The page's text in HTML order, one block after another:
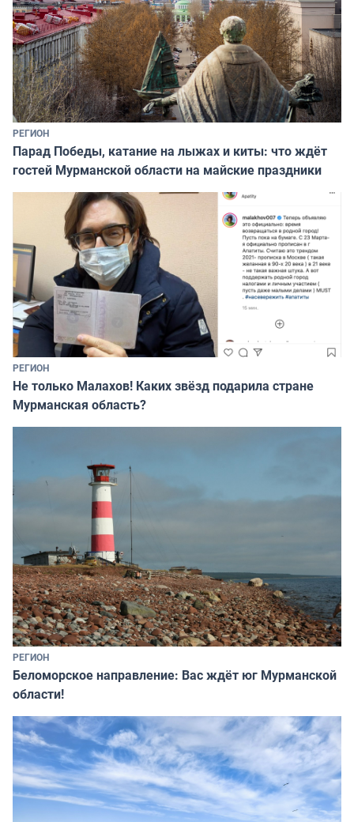
РЕГИОН
Парад Победы, катание на лыжах и киты: что ждёт
гостей Мурманской области на майские праздники
РЕГИОН
Не только Малахов! Каких звёзд подарила стране
Мурманская область?
РЕГИОН
Беломорское направление: Вас ждёт юг Мурманской
области!